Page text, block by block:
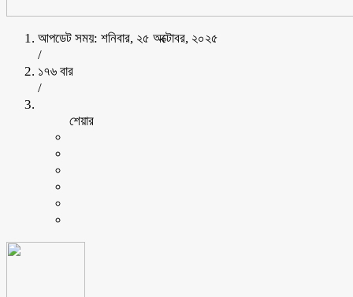
আপডেট সময়: শনিবার, ২৫ অক্টোবর, ২০২৫
/
১৭৬ বার
/
শেয়ার